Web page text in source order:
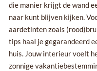
die manier krijgt de wand
naar kunt blijven kijken.
aardetinten zoals
tips haal je gegarandeerd
huis. Jouw interieur voelt
zonnige